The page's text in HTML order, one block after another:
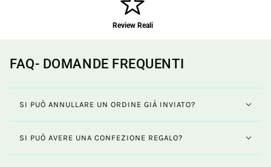
Review Reali
FAQ- DOMANDE FREQUENTI
SI PUÒ ANNULLARE UN ORDINE GIÀ INVIATO?
SI PUÒ AVERE UNA CONFEZIONE REGALO?